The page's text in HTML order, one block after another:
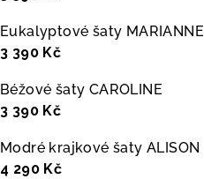
Eukalyptové šaty MARIANNE
3 390 Kč
Béžové šaty CAROLINE
3 390 Kč
Modré krajkové šaty ALISON
4 290 Kč